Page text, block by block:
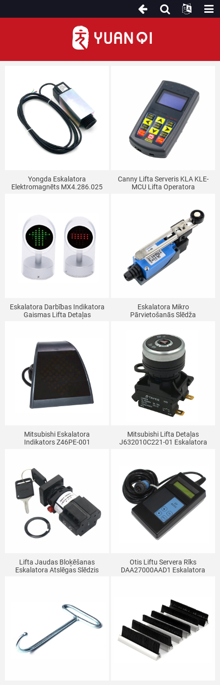
Yongda Eskalatora
Elektromagnēts MX4.286.025
Canny Lifta Serveris KLA KLE-
MCU Lifta Operatora
Eskalatora Darbības Indikatora
Gaismas Lifta Detaļas
Eskalatora Mikro
Pārvietošanās Slēdža
Mehāniskais Kontakta Slēdzis
ME-8108
Mitsubishi Eskalatora
Indikators Z46PE-001
Mitsubishi Lifta Detaļas
J632010C221-01 Eskalatora
Lifta Jaudas Bloķēšanas
Eskalatora Atslēgas Slēdzis
Otis Liftu Servera Rīks
DAA27000AAD1 Eskalatora